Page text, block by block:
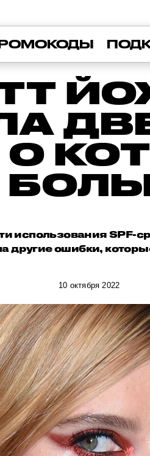
использования SPF-
другие ошибки,
10 октября 2022